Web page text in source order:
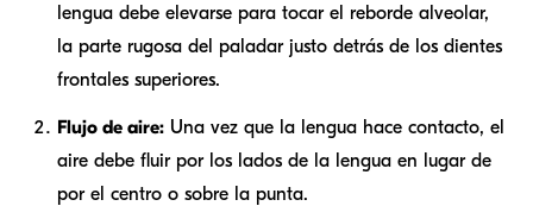
lengua debe elevarse para tocar el reborde alveolar,
la parte rugosa del paladar justo detrás de los dientes
frontales superiores.
Flujo de aire: Una vez que la lengua hace contacto, el
aire debe fluir por los lados de la lengua en lugar de
por el centro o sobre la punta.